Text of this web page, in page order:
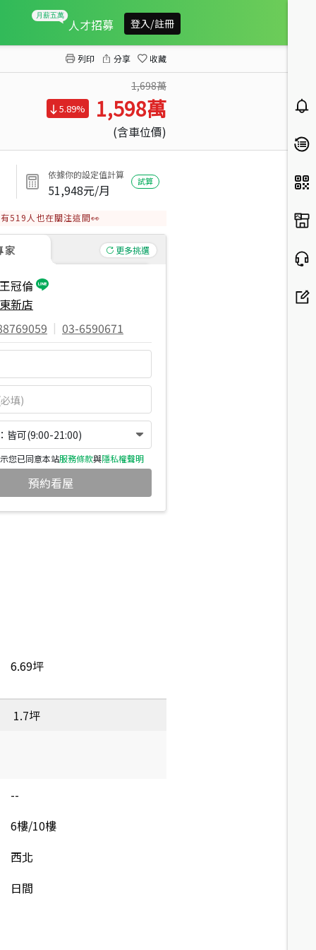
人才招募 登入/註冊
列印 分享 收藏
1,698萬
5.89% 1,598萬
(含車位價)
依據你的設定值計算
51,948元/月
試算
有519 人也在關注這間👀
家 更多挑選
王冠倫
東新店
| 03-6590671
皆可(9:00-21:00)
您已同意本站服務條款與隱私權聲明
預約看屋
6.69坪
1.7坪
--
6樓/10樓
西北
日間